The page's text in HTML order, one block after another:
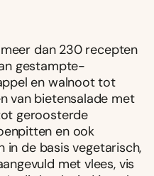
meer dan 230 recepten
gestampte-
en walnoot tot
van bietensalade met
geroosterde
en ook
in de basis vegetarisch,
met vlees, vis